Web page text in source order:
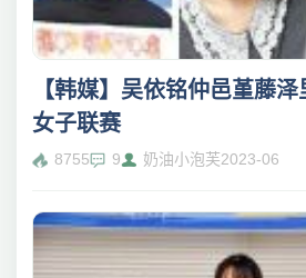
【韩媒】吴依铭仲邑堇藤
女子联赛
8755 9 奶油小泡芙2023-06